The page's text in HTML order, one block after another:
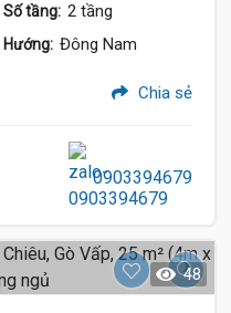
Số tầng: 2 tầng
Hướng: Đông Nam
Chia sẻ
0903394679
48